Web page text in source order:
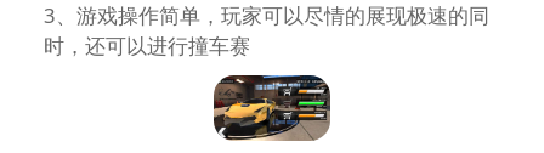
3、游戏操作简单，玩家可以尽情的展现极速的同
时，还可以进行撞车赛